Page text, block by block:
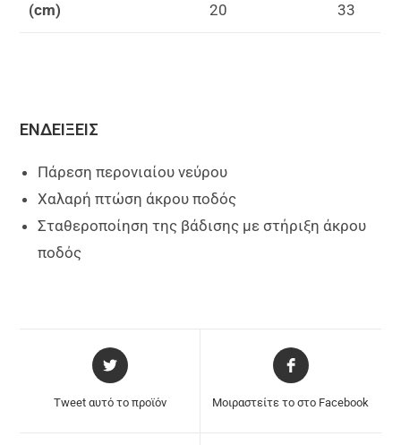
(cm)
20
33
ΕΝΔΕΙΞΕΙΣ
Πάρεση περονιαίου νεύρου
Χαλαρή πτώση άκρου ποδός
Σταθεροποίηση της βάδισης με στήριξη άκρου
ποδός
Tweet αυτό το προϊόν Μοιραστείτε το στο Facebook